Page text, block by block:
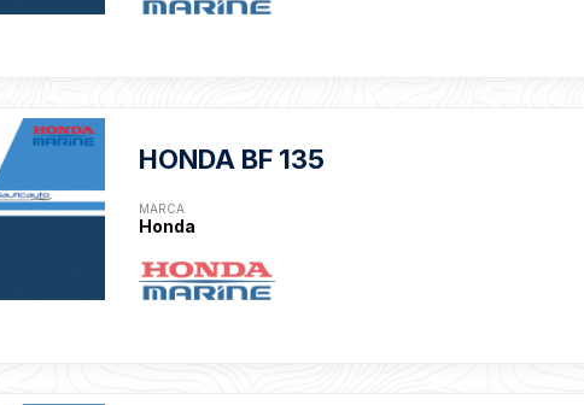
HONDA BF 135
MARCA
Honda